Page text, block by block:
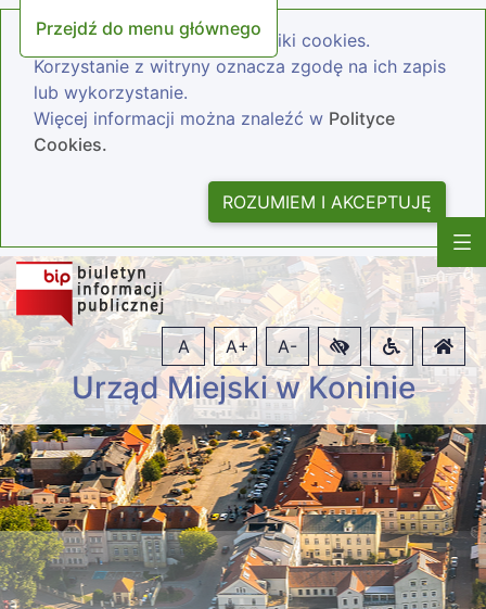
Przejdź do menu głównego
Nasza strona wykorzystuje pliki cookies.
Korzystanie z witryny oznacza zgodę na ich zapis
lub wykorzystanie.
Więcej informacji można znaleźć w Polityce
Cookies.
ROZUMIEM I AKCEPTUJĘ
Urząd Miejski w Koninie
A A+ A-